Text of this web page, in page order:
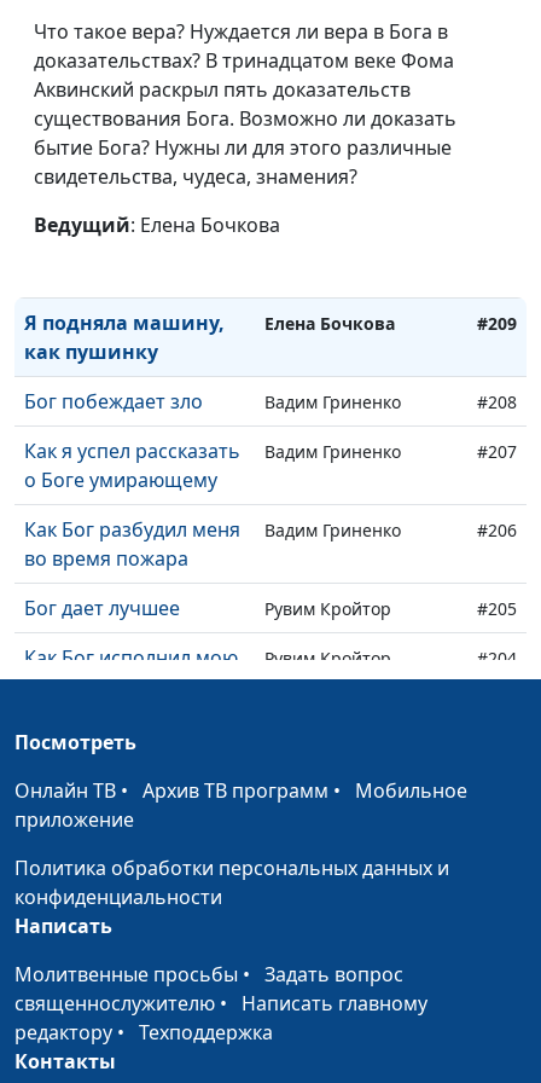
Что такое вера? Нуждается ли вера в Бога в
доказательствах? В тринадцатом веке Фома
Аквинский раскрыл пять доказательств
существования Бога. Возможно ли доказать
бытие Бога? Нужны ли для этого различные
свидетельства, чудеса, знамения?
Ведущий: Елена Бочкова
Как я доверилась Богу Ирина Вершинина
Как я сблизилась с
Богом
Ирина Вершинина
Как Бог помог мне в
армии
Дмитрий Бочков
Как Бог помог попасть
Я подняла машину,
как пушинку
Елена Бочкова #209
Бог побеждает зло Вадим Гриненко #208
Как я успел рассказать
о Боге умирающему
Вадим Гриненко #207
Как Бог разбудил меня
во время пожара
Вадим Гриненко #206
Бог дает лучшее Рувим Кройтор #205
Как Бог исполнил мою
мечту
Рувим Кройтор #204
Пощечина от сатаны
Бог помог не остаться
без денег
Надежда Орлюк
С Богом все к лучшему Надежда Орлюк
Честность помогла
Как кошка приходила к
нам во время молитвы
Надежда Орлюк
Как молитва помогла
Посмотреть
Онлайн ТВ • Архив ТВ программ • Мобильное
приложение
Политика обработки персональных данных и
конфиденциальности
Написать
Молитвенные просьбы • Задать вопрос
священнослужителю • Написать главному
редактору • Техподдержка
Контакты